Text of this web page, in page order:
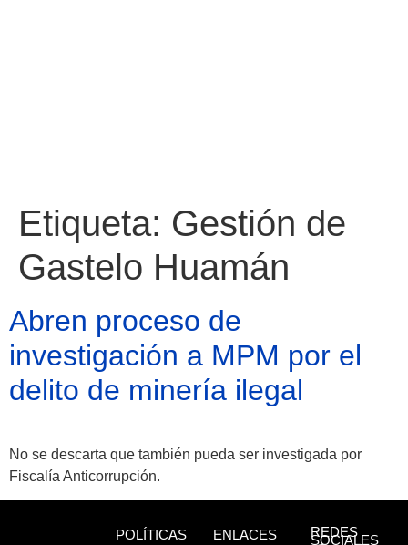
Atractivos
Moyobamba, está
Etiqueta: Gestión de
Gastelo Huamán
Abren proceso de
investigación a MPM por el
delito de minería ilegal
No se descarta que también pueda ser investigada por
Fiscalía Anticorrupción.
POLÍTICAS ENLACES REDES
SOCIALES